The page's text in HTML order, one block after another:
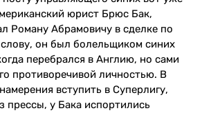
юрист Брюс Бак,
Роману Абрамовичу в сделке по
он был болельщиком синих
перебрался в Англию, но сами
противоречивой личностью. В
вступить в Суперлигу,
прессы, у Бака испортились